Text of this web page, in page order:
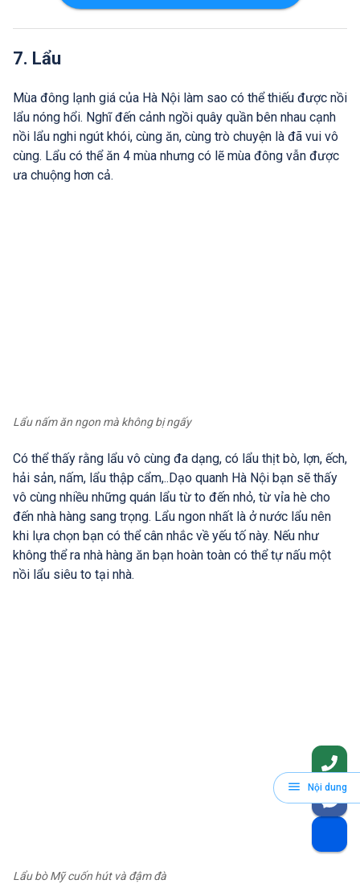
7. Lẩu
Mùa đông lạnh giá của Hà Nội làm sao có thể thiếu được nồi
lẩu nóng hổi. Nghĩ đến cảnh ngồi quây quần bên nhau cạnh
nồi lẩu nghi ngút khói, cùng ăn, cùng trò chuyện là đã vui vô
cùng. Lẩu có thể ăn 4 mùa nhưng có lẽ mùa đông vẫn được
ưa chuộng hơn cả.
Lẩu nấm ăn ngon mà không bị ngấy
Có thể thấy rằng lẩu vô cùng đa dạng, có lẩu thịt bò, lợn, ếch,
hải sản, nấm, lẩu thập cẩm,..Dạo quanh Hà Nội bạn sẽ thấy
vô cùng nhiều những quán lẩu từ to đến nhỏ, từ vỉa hè cho
đến nhà hàng sang trọng. Lẩu ngon nhất là ở nước lẩu nên
khi lựa chọn bạn có thể cân nhắc về yếu tố này. Nếu như
không thể ra nhà hàng ăn bạn hoàn toàn có thể tự nấu một
nồi lẩu siêu to tại nhà.
Lẩu bò Mỹ cuốn hút và đậm đà
Nội dung